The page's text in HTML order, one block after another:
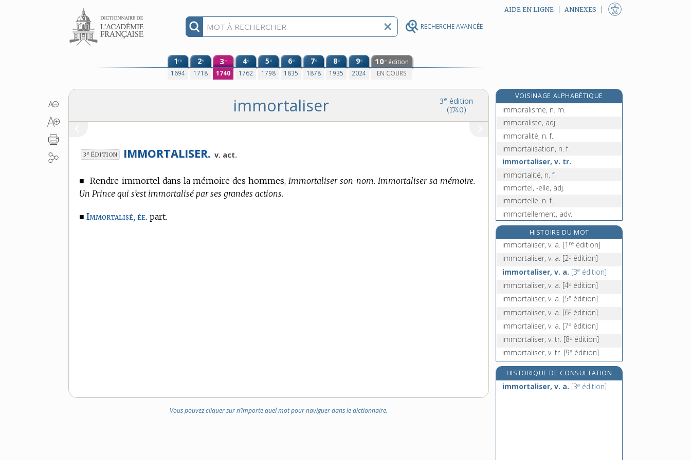
RECHERCHE AVANCÉE
Aller au contenu AIDE EN LIGNE ANNEXES
1re
1694
2e
1718
3e
1740
4e
1762
5e
1798
6e
1835
7e
1878
8e
1935
9e
2024
10e édition
EN COURS
3e édition
(1740)
immortaliser
3e ÉDITION IMMORTALISER. v. act.
■Rendre immortel dans la mémoire des hommes, Immortaliser son nom. Immortaliser sa mémoire.
Un Prince qui s’est immortalisé par ses grandes actions.
■ Immortalisé, ée. part.
Vous pouvez cliquer sur n’importe quel mot pour naviguer dans le dictionnaire.
VOISINAGE ALPHABÉTIQUE
immoralement, adv.
immoralisme, n. m.
immoraliste, adj.
immoralité, n. f.
immortalisation, n. f.
immortaliser, v. tr.
immortalité, n. f.
immortel, -elle, adj.
immortelle, n. f.
immortellement, adv.
immortification, n. f.[8eédition]
immortifié, ée, adj.[8eédition]
immotivé, -ée, adj.
immuabilité, n. f.
HISTOIRE DU MOT
immortaliser, v. a. [1 re édition]
immortaliser, v. a. [2e édition]
immortaliser, v. a. [3e édition]
immortaliser, v. a. [4e édition]
immortaliser, v. a. [5e édition]
immortaliser, v. a. [6e édition]
immortaliser, v. a. [7e édition]
immortaliser, v. tr. [8e édition]
immortaliser, v. tr. [9e édition]
HISTORIQUE DE CONSULTATION
immortaliser, v. a. [3e édition]